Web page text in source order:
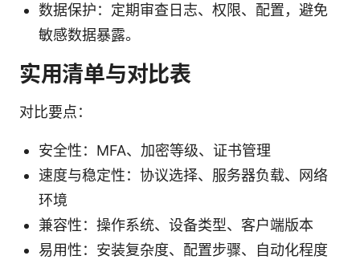
数据保护：定期审查日志、权限、配置，避免
敏感数据暴露。
实用清单与对比表
对比要点：
安全性：MFA、加密等级、证书管理
速度与稳定性：协议选择、服务器负载、网络
环境
兼容性：操作系统、设备类型、客户端版本
易用性：安装复杂度、配置步骤、自动化程度